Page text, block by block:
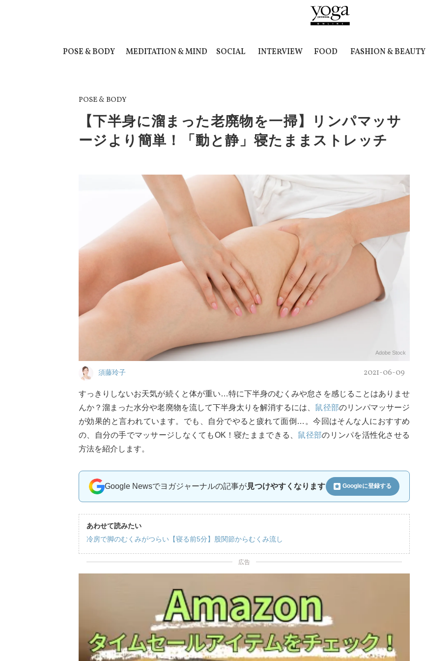
POSE & BODY MEDITATION & MIND SOCIAL INTERVIEW FOOD FASHION & BEAUTY
POSE & BODY
【下半身に溜まった老廃物を一掃】リンパマッサ
ージより簡単！「動と静」寝たままストレッチ
Adobe Stock
須藤玲子 2021-06-09
すっきりしないお天気が続くと体が重い…特に下半身のむくみや怠さを感じることはありませ
んか？溜まった水分や老廃物を流して下半身太りを解消するには、 鼠径部のリンパマッサージ
が効果的と言われています。でも、自分でやると疲れて面倒…。今回はそんな人におすすめ
の、自分の手でマッサージしなくてもOK！寝たままできる、 鼠径部のリンパを活性化させる
方法を紹介します。
Google Newsでヨガジャーナルの記事が見つけやすくなります Googleに登録する
あわせて読みたい
冷房で脚のむくみがつらい【寝る前5分】股関節からむくみ流し
広告